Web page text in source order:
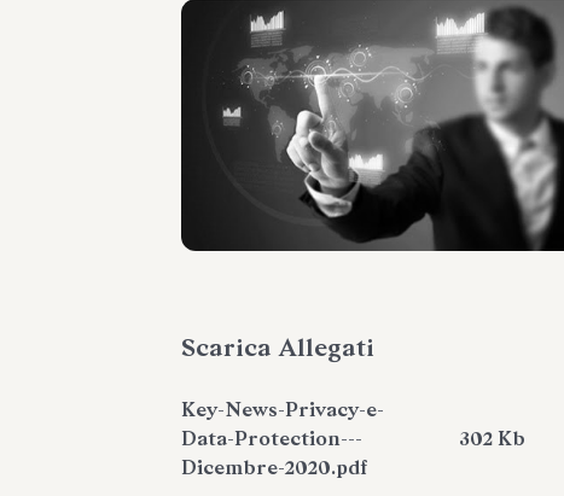
Leggi tutto
Scarica Allegati
Key-News-Privacy-e-
Data-Protection---
Dicembre-2020.pdf
302 Kb